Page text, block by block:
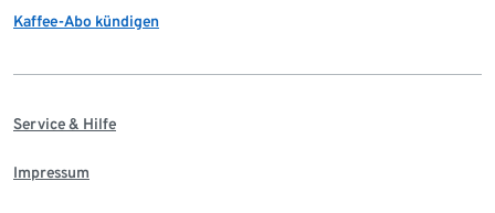
Kaffee-Abo kündigen
Service & Hilfe
Impressum